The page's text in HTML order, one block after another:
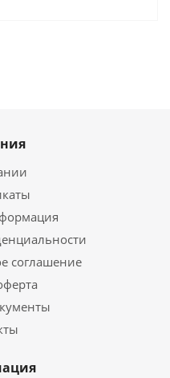
соглашение